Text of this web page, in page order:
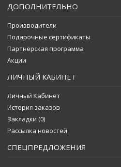
ДОПОЛНИТЕЛЬНО
Производители
Подарочные сертификаты
Партнёрская программа
Акции
ЛИЧНЫЙ КАБИНЕТ
Личный Кабинет
История заказов
Закладки (0)
Рассылка новостей
СПЕЦПРЕДЛОЖЕНИЯ